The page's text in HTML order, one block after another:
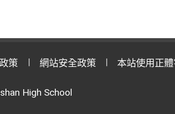
策 網站安全政策 本站使用正
High School